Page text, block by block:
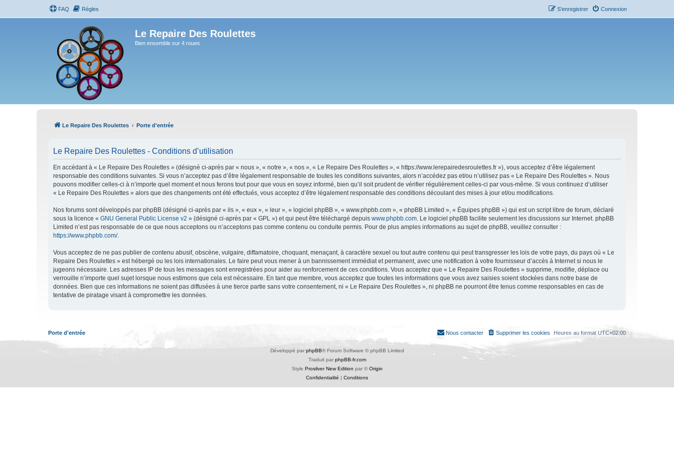
FAQ Règles Connexion
S’enregistrer
Le Repaire Des Roulettes
Bien ensemble sur 4 roues
Le Repaire Des Roulettes Porte d'entrée
Le Repaire Des Roulettes - Conditions d’utilisation
En accédant à « Le Repaire Des Roulettes » (désigné ci-après par « nous », « notre », « nos », « Le Repaire Des Roulettes », « https://www.lerepairedesroulettes.fr »), vous acceptez d’être légalement
responsable des conditions suivantes. Si vous n’acceptez pas d’être légalement responsable de toutes les conditions suivantes, alors n’accédez pas et/ou n’utilisez pas « Le Repaire Des Roulettes ». Nous
pouvons modifier celles-ci à n’importe quel moment et nous ferons tout pour que vous en soyez informé, bien qu’il soit prudent de vérifier régulièrement celles-ci par vous-même. Si vous continuez d’utiliser
« Le Repaire Des Roulettes » alors que des changements ont été effectués, vous acceptez d’être légalement responsable des conditions découlant des mises à jour et/ou modifications.
Nos forums sont développés par phpBB (désigné ci-après par « ils », « eux », « leur », « logiciel phpBB », « www.phpbb.com », « phpBB Limited », « Équipes phpBB ») qui est un script libre de forum, déclaré
sous la licence « GNU General Public License v2 » (désigné ci-après par « GPL ») et qui peut être téléchargé depuis www.phpbb.com. Le logiciel phpBB facilite seulement les discussions sur Internet. phpBB
Limited n’est pas responsable de ce que nous acceptons ou n’acceptons pas comme contenu ou conduite permis. Pour de plus amples informations au sujet de phpBB, veuillez consulter :
https://www.phpbb.com/.
Vous acceptez de ne pas publier de contenu abusif, obscène, vulgaire, diffamatoire, choquant, menaçant, à caractère sexuel ou tout autre contenu qui peut transgresser les lois de votre pays, du pays où « Le
Repaire Des Roulettes » est hébergé ou les lois internationales. Le faire peut vous mener à un bannissement immédiat et permanent, avec une notification à votre fournisseur d’accès à Internet si nous le
jugeons nécessaire. Les adresses IP de tous les messages sont enregistrées pour aider au renforcement de ces conditions. Vous acceptez que « Le Repaire Des Roulettes » supprime, modifie, déplace ou
verrouille n’importe quel sujet lorsque nous estimons que cela est nécessaire. En tant que membre, vous acceptez que toutes les informations que vous avez saisies soient stockées dans notre base de
données. Bien que ces informations ne soient pas diffusées à une tierce partie sans votre consentement, ni « Le Repaire Des Roulettes », ni phpBB ne pourront être tenus comme responsables en cas de
tentative de piratage visant à compromettre les données.
Porte d'entrée Heures au format UTC+02:00
Supprimer les cookies
Nous contacter
Développé par phpBB® Forum Software © phpBB Limited
Traduit par phpBB-fr.com
Style Prosilver New Edition par ©Origin
Confidentialité | Conditions